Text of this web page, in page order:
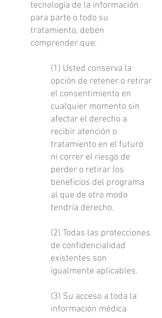
tecnología de la información
para parte o todo su
tratamiento, deben
comprender que:
(1) Usted conserva la
opción de retener o retirar
el consentimiento en
cualquier momento sin
afectar el derecho a
recibir atención o
tratamiento en el futuro
ni correr el riesgo de
perder o retirar los
beneficios del programa
al que de otro modo
tendría derecho.
(2) Todas las protecciones
de confidencialidad
existentes son
igualmente aplicables.
(3) Su acceso a toda la
información médica